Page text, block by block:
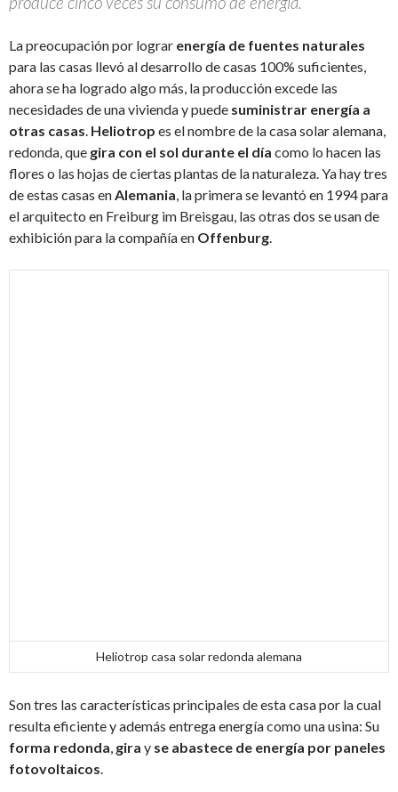
La preocupación por lograr energía de fuentes naturales
para las casas llevó al desarrollo de casas 100% suficientes,
ahora se ha logrado algo más, la producción excede las
necesidades de una vivienda y puede suministrar energía a
otras casas. Heliotrop es el nombre de la casa solar alemana,
redonda, que gira con el sol durante el día como lo hacen las
flores o las hojas de ciertas plantas de la naturaleza. Ya hay tres
de estas casas enAlemania, la primera se levantó en 1994 para
el arquitecto en Freiburg im Breisgau, las otras dos se usan de
exhibición para la compañía en Offenburg.
Heliotrop casa solar redonda alemana
Son tres las características principales de esta casa por la cual
resulta eficiente y además entrega energía como una usina: Su
forma redonda, gira y se abastece de energía por paneles
fotovoltaicos.